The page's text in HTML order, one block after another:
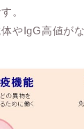
。
やIgG高値が